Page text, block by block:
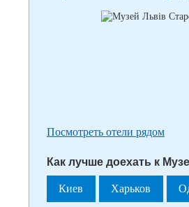
Посмотреть отели рядом
Как лучше доехать к
Киев Харьков